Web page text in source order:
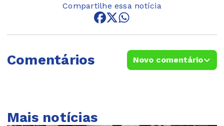
Compartilhe essa notícia
Comentários Novo comentário
Mais notícias